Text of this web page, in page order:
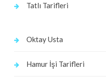
Tatlı Tarifleri
Oktay Usta
Hamur İşi Tarifleri